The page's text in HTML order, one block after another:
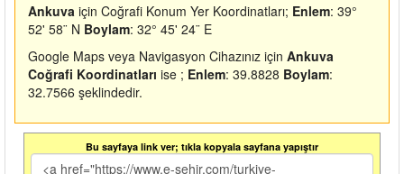
Ankuva için Coğrafi Konum Yer Koordinatları; Enlem: 39°
52' 58¨ N Boylam: 32° 45' 24¨ E
Google Maps veya Navigasyon Cihazınız için Ankuva
Coğrafi Koordinatları ise ; Enlem: 39.8828 Boylam:
32.7566 şeklindedir.
Bu sayfaya link ver; tıkla kopyala sayfana yapıştır